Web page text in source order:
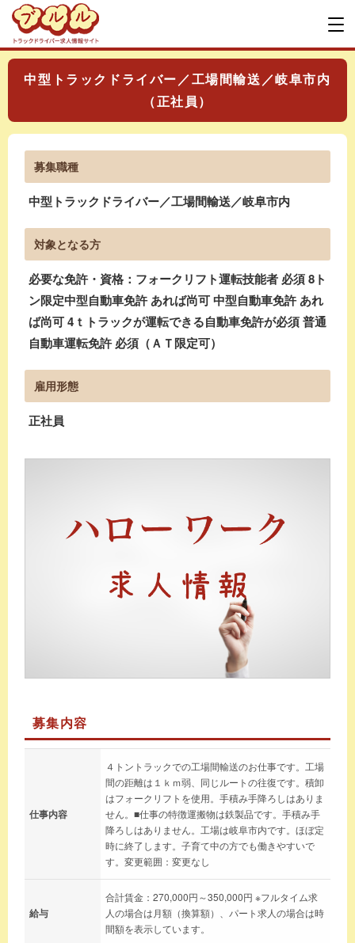
中型トラックドライバー／工場間輸送／岐阜市内
（正社員）
募集職種
中型トラックドライバー／工場間輸送／岐阜市内
対象となる方
必要な免許・資格：フォークリフト運転技能者 必須 8ト
ン限定中型自動車免許 あれば尚可 中型自動車免許 あれ
ば尚可 4ｔトラックが運転できる自動車免許が必須 普通
自動車運転免許 必須（ＡＴ限定可）
雇用形態
正社員
募集内容
仕事内容
４トントラックでの工場間輸送のお仕事です。工場
間の距離は１ｋｍ弱、同じルートの往復です。積卸
はフォークリフトを使用。手積み手降ろしはありま
せん。■仕事の特徴運搬物は鉄製品です。手積み手
降ろしはありません。工場は岐阜市内です。ほぼ定
時に終了します。子育て中の方でも働きやすいで
す。変更範囲：変更なし
給与
合計賃金：270,000円～350,000円 ※フルタイム求
人の場合は月額（換算額）、パート求人の場合は時
間額を表示しています。